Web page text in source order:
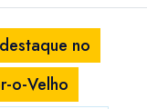
no
o-Velho